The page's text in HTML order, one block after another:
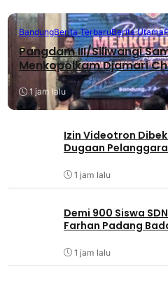
BandungBerita TerbaruBerita Utama
Pangdam III/Siliwangi
Menkopolkam Djamari
1 jam lalu
Izin Videotron
Dugaan
1 jam lalu
Demi 900 Siswa
Farhan Padang
1 jam lalu